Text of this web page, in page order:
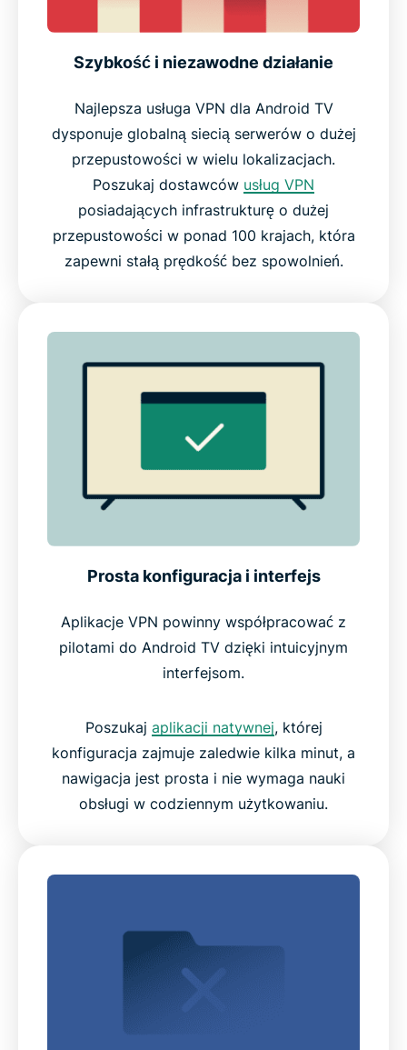
Szybkość i niezawodne działanie
Najlepsza usługa VPN dla Android TV
dysponuje globalną siecią serwerów o dużej
przepustowości w wielu lokalizacjach.
Poszukaj dostawców usług VPN
posiadających infrastrukturę o dużej
przepustowości w ponad 100 krajach, która
zapewni stałą prędkość bez spowolnień.
Prosta konfiguracja i interfejs
Aplikacje VPN powinny współpracować z
pilotami do Android TV dzięki intuicyjnym
interfejsom.
Poszukaj aplikacji natywnej, której
konfiguracja zajmuje zaledwie kilka minut, a
nawigacja jest prosta i nie wymaga nauki
obsługi w codziennym użytkowaniu.